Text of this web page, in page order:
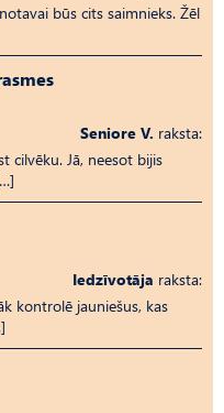
būs cits saimnieks. Žēl
Seniore V. raksta:
cilvēku. Jā, neesot bijis
Iedzīvotāja raksta:
kontrolē jauniešus, kas